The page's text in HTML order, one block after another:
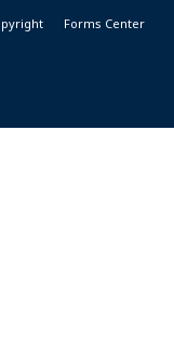
Forms Center